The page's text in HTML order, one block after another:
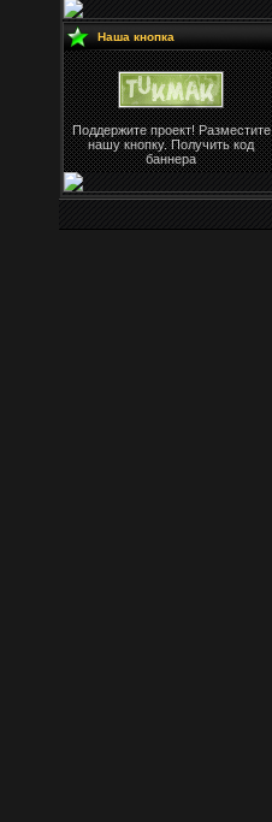
Наша кнопка
Поддержите проект! Разместите
нашу кнопку. Получить код
баннера